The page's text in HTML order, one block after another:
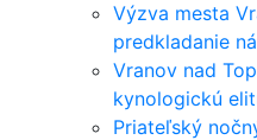
Výzva mesta
predkladanie
Vranov nad
kynologickú
Priateľský